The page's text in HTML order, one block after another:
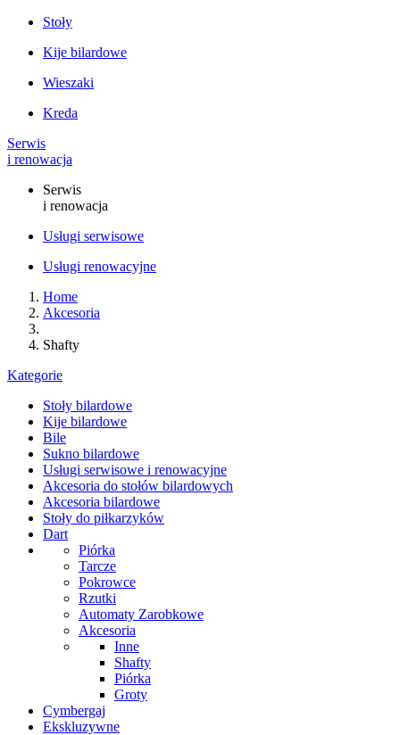
Stoły
Kije bilardowe
Wieszaki
Kreda
Serwis
i renowacja
Serwis
i renowacja
Usługi serwisowe
Usługi renowacyjne
Home
Akcesoria
Shafty
Kategorie
Stoły bilardowe
Kije bilardowe
Bile
Sukno bilardowe
Usługi serwisowe i renowacyjne
Akcesoria do stołów bilardowych
Akcesoria bilardowe
Stoły do piłkarzyków
Dart
Piórka
Tarcze
Pokrowce
Rzutki
Automaty Zarobkowe
Akcesoria
Inne
Shafty
Piórka
Groty
Cymbergaj
Ekskluzywne